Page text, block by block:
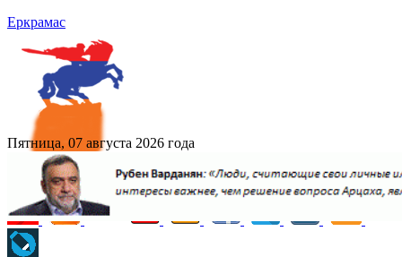
Еркрамас
Пятница, 07 августа 2026 года